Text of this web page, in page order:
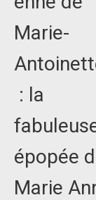
Marie-
: la
épopée
Marie